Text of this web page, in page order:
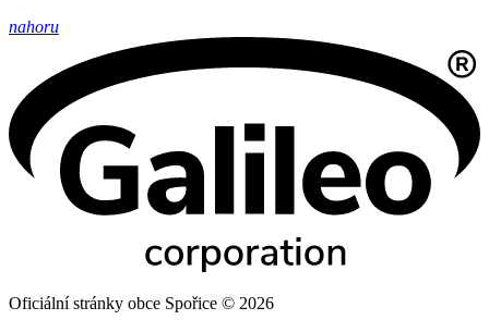
nahoru
Oficiální stránky obce Spořice © 2026